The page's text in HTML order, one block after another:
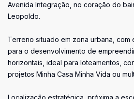
Avenida Integração, no coração do
Leopoldo.
Terreno situado em zona urbana,
para o desenvolvimento de
horizontais, ideal para loteamentos,
projetos Minha Casa Minha Vida ou
Localização estratégica, próxima a